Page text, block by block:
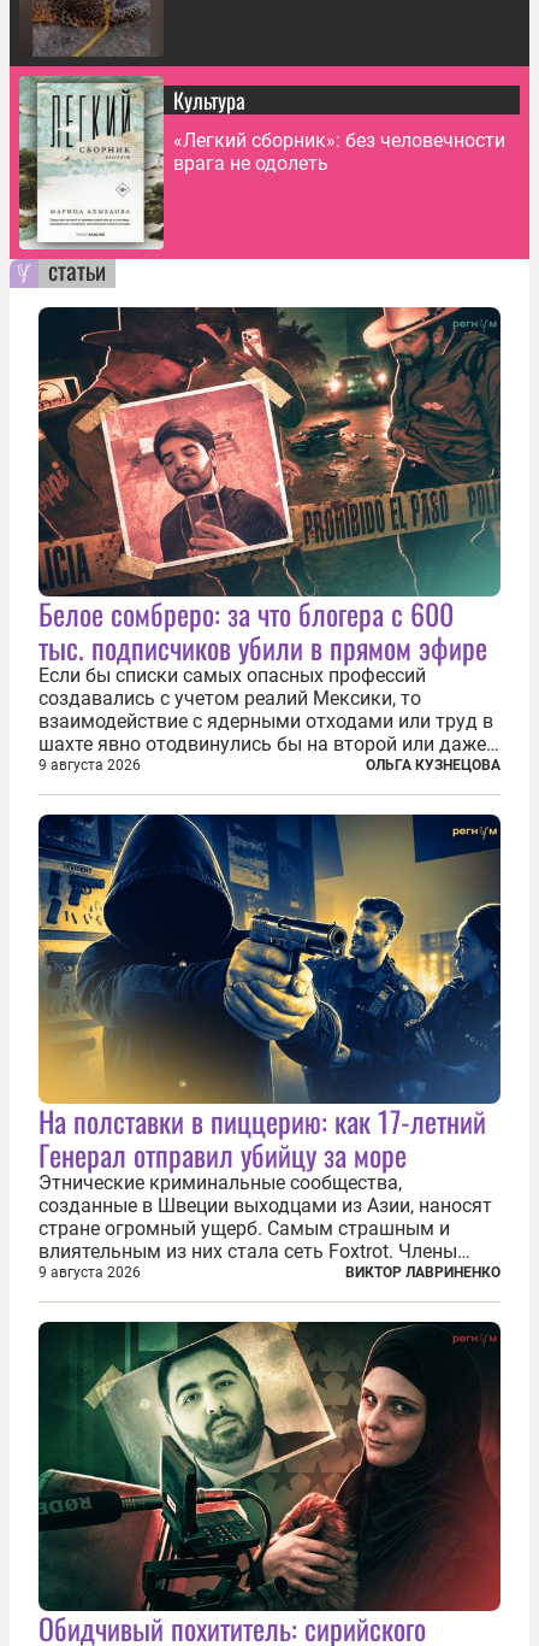
Культура
«Легкий сборник»: без человечности
врага не одолеть
статьи
Белое сомбреро: за что блогера с 600
тыс. подписчиков убили в прямом эфире
Если бы списки самых опасных профессий
создавались с учетом реалий Мексики, то
взаимодействие с ядерными отходами или труд в
шахте явно отодвинулись бы на второй или даже
третий план. А вот блогерам, журналистам и
музыкантам пришлось бы выйти вперед. В
Кульякане, столице штата Синалоа, прямо во...
9 августа 2026 ОЛЬГА КУЗНЕЦОВА
На полставки в пиццерию: как 17-летний
Генерал отправил убийцу за море
Этнические криминальные сообщества,
созданные в Швеции выходцами из Азии, наносят
стране огромный ущерб. Самым страшным и
влиятельным из них стала сеть Foxtrot. Члены
этой сети не только убивают и грабят шведов,
подсаживают их на наркотики, но и совершают
нечто еще даже более страшное — массово...
9 августа 2026 ВИКТОР ЛАВРИНЕНКО
Обидчивый похититель: сирийского